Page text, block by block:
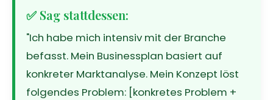
✅ Sag stattdessen:
"Ich habe mich intensiv mit der Branche
befasst. Mein Businessplan basiert auf
konkreter Marktanalyse. Mein Konzept löst
folgendes Problem: [konkretes Problem +